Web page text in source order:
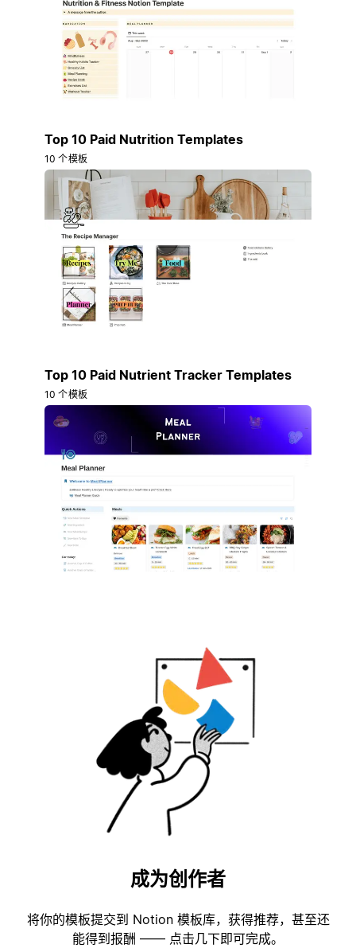
Top 10 Paid Nutrition Templates
10 个模板
Top 10 Paid Nutrient Tracker Templates
10 个模板
成为创作者
将你的模板提交到 Notion 模板库，获得推荐，甚至还
能得到报酬 —— 点击几下即可完成。